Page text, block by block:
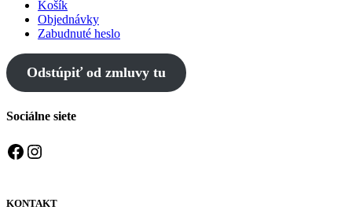
Košík
Objednávky
Zabudnuté heslo
Odstúpiť od zmluvy tu
Sociálne siete
Facebook
Instagram
KONTAKT